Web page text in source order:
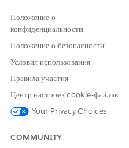
Положение о
конфиденциальности
Положение о безопасности
Условия использования
Правила участия
Центр настроек cookie-файлов
Your Privacy Choices
COMMUNITY